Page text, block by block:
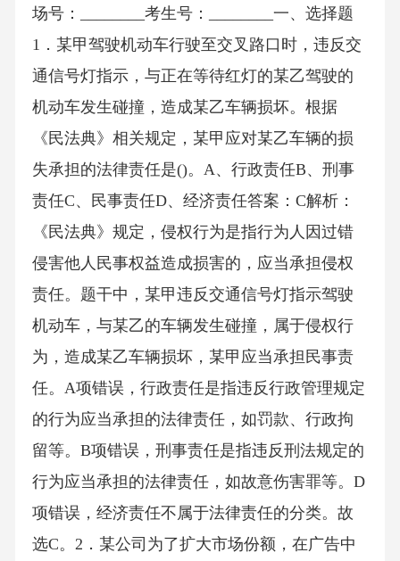
场号：________考生号：________一、选择题
1．某甲驾驶机动车行驶至交叉路口时，违反交
通信号灯指示，与正在等待红灯的某乙驾驶的
机动车发生碰撞，造成某乙车辆损坏。根据
《民法典》相关规定，某甲应对某乙车辆的损
失承担的法律责任是()。A、行政责任B、刑事
责任C、民事责任D、经济责任答案：C解析：
《民法典》规定，侵权行为是指行为人因过错
侵害他人民事权益造成损害的，应当承担侵权
责任。题干中，某甲违反交通信号灯指示驾驶
机动车，与某乙的车辆发生碰撞，属于侵权行
为，造成某乙车辆损坏，某甲应当承担民事责
任。A项错误，行政责任是指违反行政管理规定
的行为应当承担的法律责任，如罚款、行政拘
留等。B项错误，刑事责任是指违反刑法规定的
行为应当承担的法律责任，如故意伤害罪等。D
项错误，经济责任不属于法律责任的分类。故
选C。2．某公司为了扩大市场份额，在广告中